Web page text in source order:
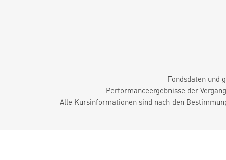
Fondsdaten und
Performanceergebnisse der
Alle Kursinformationen sind nach den